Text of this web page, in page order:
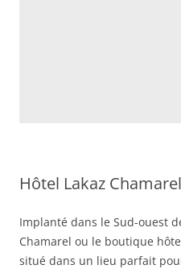
Hôtel Lakaz Chamarel
Implanté dans le Sud-ouest
Chamarel ou le boutique
situé dans un lieu parfait